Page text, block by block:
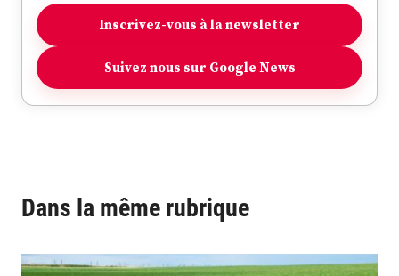
Inscrivez-vous à la newsletter
Suivez nous sur Google News
Dans la même rubrique